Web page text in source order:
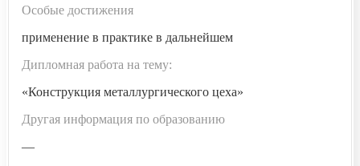
Особые достижения
применение в практике в дальнейшем
Дипломная работа на тему:
«Конструкция металлургического цеха»
Другая информация по образованию
—